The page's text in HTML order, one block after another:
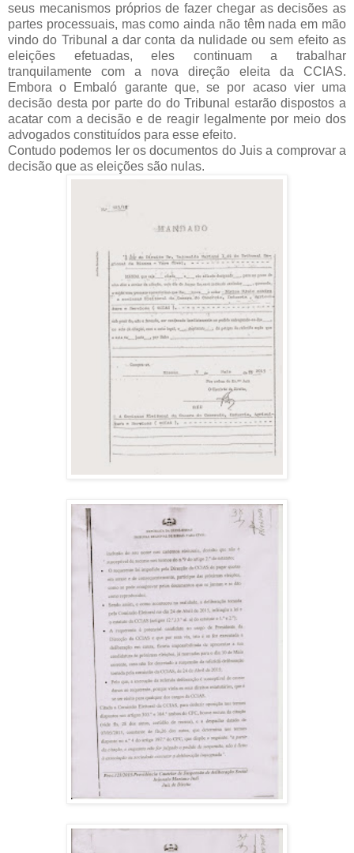
seus mecanismos próprios de fazer chegar as decisões as
partes processuais, mas como ainda não têm nada em mão
vindo do Tribunal a dar conta da nulidade ou sem efeito as
eleições efetuadas, eles continuam a trabalhar
tranquilamente com a nova direção eleita da CCIAS.
Embora o Embaló garante que, se por acaso vier uma
decisão desta por parte do do Tribunal estarão dispostos a
acatar com a decisão e de reagir legalmente por meio dos
advogados constituídos para esse efeito.
Contudo podemos ler os documentos do Juis a comprovar a
decisão que as eleições são nulas.